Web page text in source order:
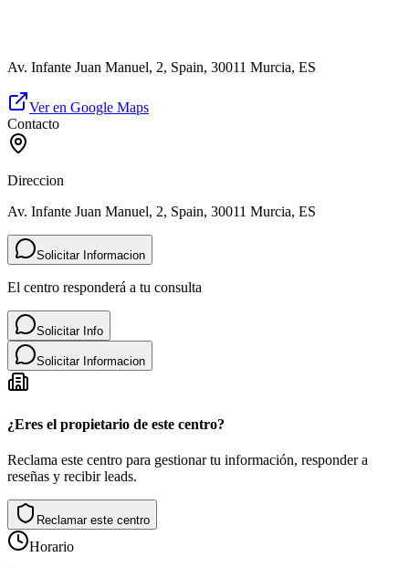
Av. Infante Juan Manuel, 2, Spain, 30011 Murcia, ES
Ver en Google Maps
Contacto
Direccion
Av. Infante Juan Manuel, 2, Spain, 30011 Murcia, ES
Solicitar Informacion
El centro responderá a tu consulta
Solicitar Info
Solicitar Informacion
¿Eres el propietario de este centro?
Reclama este centro para gestionar tu información, responder a
reseñas y recibir leads.
Reclamar este centro
Horario